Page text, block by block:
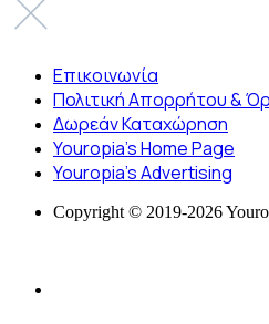
Επικοινωνία
Πολιτική Απορρήτου &
Δωρεάν Καταχώρηση
Youropia’s Home Page
Youropia’s Advertising
Copyright © 2019-2026